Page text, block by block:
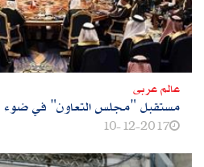
عالم عربى
مستقبل "مجلس التعاون" في ضوء
10-12-2017